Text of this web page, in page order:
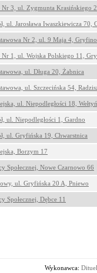
Nr 3, ul. Zygmunta Krasińskiego
ul. Jarosława Iwaszkiewicza 70,
Nr 2, ul. 9 Maja 4, Gryfino
Nr 1, ul. Wojska Polskiego 11,
ul. Długa 20, Żabnica
ul. Szczecińska 54,
ul. Niepodległości 18, Wełtyń
ul. Niepodległości 1, Gardno
ul. Gryfińska 19, Chwarstnica
Borzym 17
Społecznej, Nowe Czarnowo 66
ul. Gryfińska 20 A, Pniewo
Społecznej, Dębce 11
Wykonawca: